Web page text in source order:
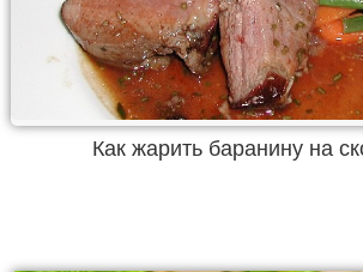
Как жарить баранину на